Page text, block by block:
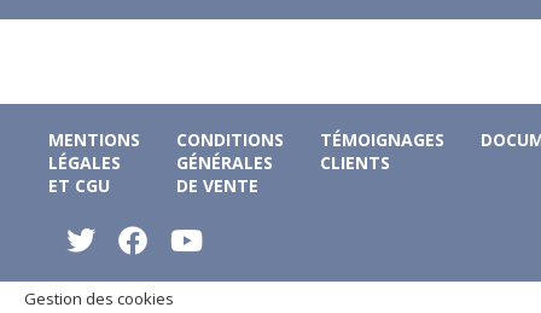
MENTIONS
LÉGALES
ET CGU
CONDITIONS
GÉNÉRALES
DE VENTE
TÉMOIGNAGES
CLIENTS
Gestion des cookies